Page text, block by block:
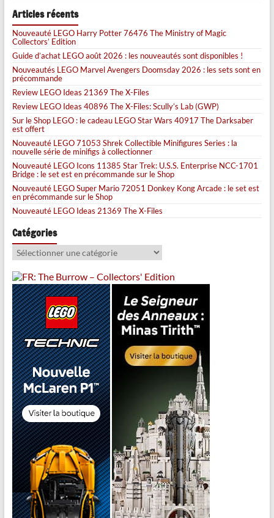
Articles récents
Nouveauté LEGO Harry Potter 76476 The Ministry of Magic
Collectors’ Edition
Guide d’achat LEGO août 2026 : les nouveautés sont disponibles !
Nouveautés LEGO Marvel Avengers Doomsday 2026 : les sets sont en
précommande
Review LEGO Ideas 21369 The X-Files
Review LEGO Ideas 40896 The X-Files: Scully’s Lab (GWP)
Sur le Shop LEGO : le cadeau LEGO Star Wars 40917 The Darksaber
est offert
Nouveauté LEGO 71053 Shrek Collectible Minifigures Series : la
nouvelle série de minifigs à collectionner
Nouveauté LEGO Icons 11385 Star Trek: U.S.S. Enterprise NCC-1701
Bridge : le set est en précommande sur le Shop
Nouveauté LEGO Super Mario 72051 Donkey Kong Arcade : le set est
en précommande sur le Shop
Nouveauté LEGO Ideas 21369 The X-Files
Catégories
Catégories